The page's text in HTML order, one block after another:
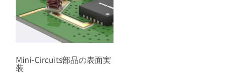
Mini-Circuits部品の表面実
装